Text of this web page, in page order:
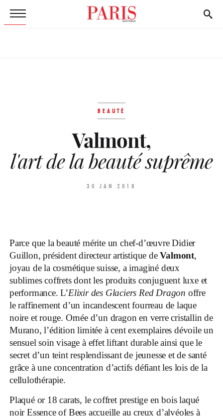
BEAUTÉ
Valmont,
l'art de la beauté suprême
30 JAN 2018
Parce que la beauté mérite un chef-d’œuvre Didier
Guillon, président directeur artistique deValmont,
joyau de la cosmétique suisse, a imaginé deux
sublimes coffrets dont les produits conjuguent luxe et
performance. L’Elixir des Glaciers Red Dragon offre
le raffinement d’un incandescent fourreau de laque
noire et rouge. Ornée d’un dragon en verre cristallin de
Murano, l’édition limitée à cent exemplaires dévoile un
sensuel soin visage à effet liftant durable ainsi que le
secret d’un teint resplendissant de jeunesse et de santé
grâce à une concentration d’actifs défiant les lois de la
cellulothérapie.
Plaqué or 18 carats, le coffret prestige en bois laqué
noir Essence of Bees accueille au creux d’alvéoles à